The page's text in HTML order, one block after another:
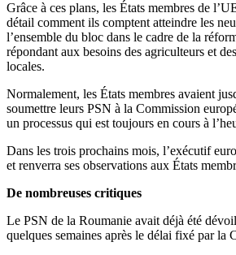
Grâce à ces plans, les États membres de
détail comment ils comptent atteindre les
l’ensemble du bloc dans le cadre de la
répondant aux besoins des agriculteurs et
locales.
Normalement, les États membres avaient
soumettre leurs PSN à la Commission
un processus qui est toujours en cours à
Dans les trois prochains mois, l’exécutif
et renverra ses observations aux États
De nombreuses critiques
Le PSN de la Roumanie avait déjà été
quelques semaines après le délai fixé par la